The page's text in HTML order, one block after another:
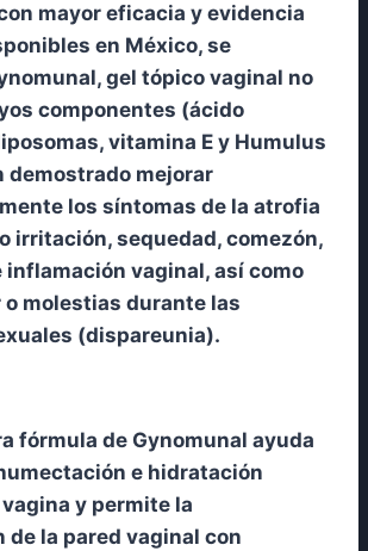
mayor eficacia y evidencia
en México, se
gel tópico vaginal no
componentes (ácido
vitamina E y Humulus
demostrado mejorar
los síntomas de la atrofia
irritación, sequedad, comezón,
inflamación vaginal, así como
molestias durante las
(dispareunia).
fórmula de Gynomunal ayuda
e hidratación
y permite la
de la pared vaginal con